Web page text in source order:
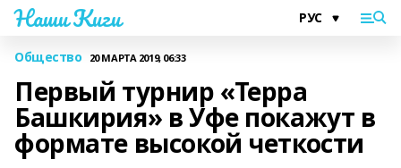
Наши Киги
Общество 20 МАРТА 2019, 06:33
Первый турнир «Терра
Башкирия» в Уфе покажут в
формате высокой четкости